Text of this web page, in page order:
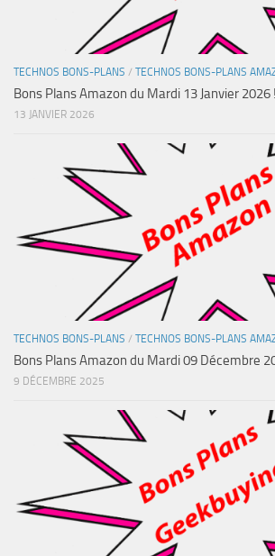
TECHNOS BONS-PLANS / TECHNOS BONS-PLANS
Bons Plans Amazon du Mardi 13 Janvier 2026
13 JANVIER 2026
TECHNOS BONS-PLANS / TECHNOS BONS-PLANS
Bons Plans Amazon du Mardi 09 Décembre
9 DÉCEMBRE 2025